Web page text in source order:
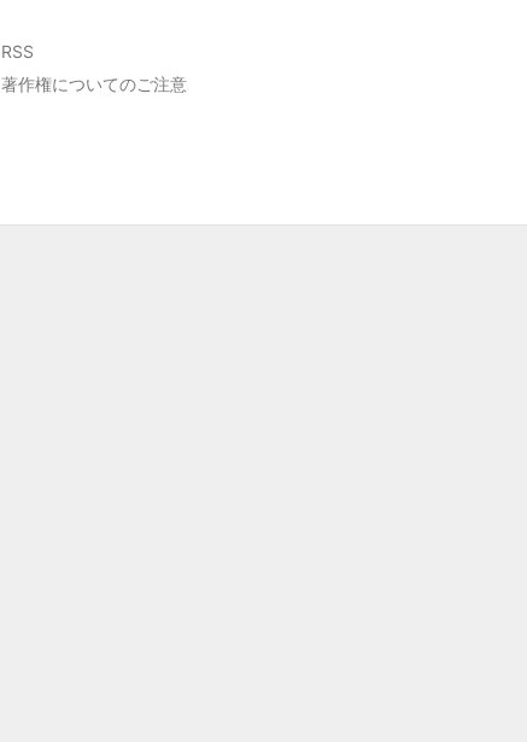
RSS
著作権についてのご注意